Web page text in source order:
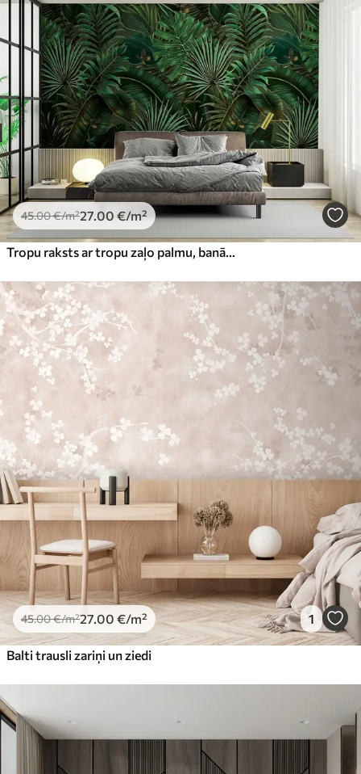
45.00€/m²27 .00 €/m²
45.00€/m²27 .00 €/m² 1
Balti trausli zariņi un ziedi